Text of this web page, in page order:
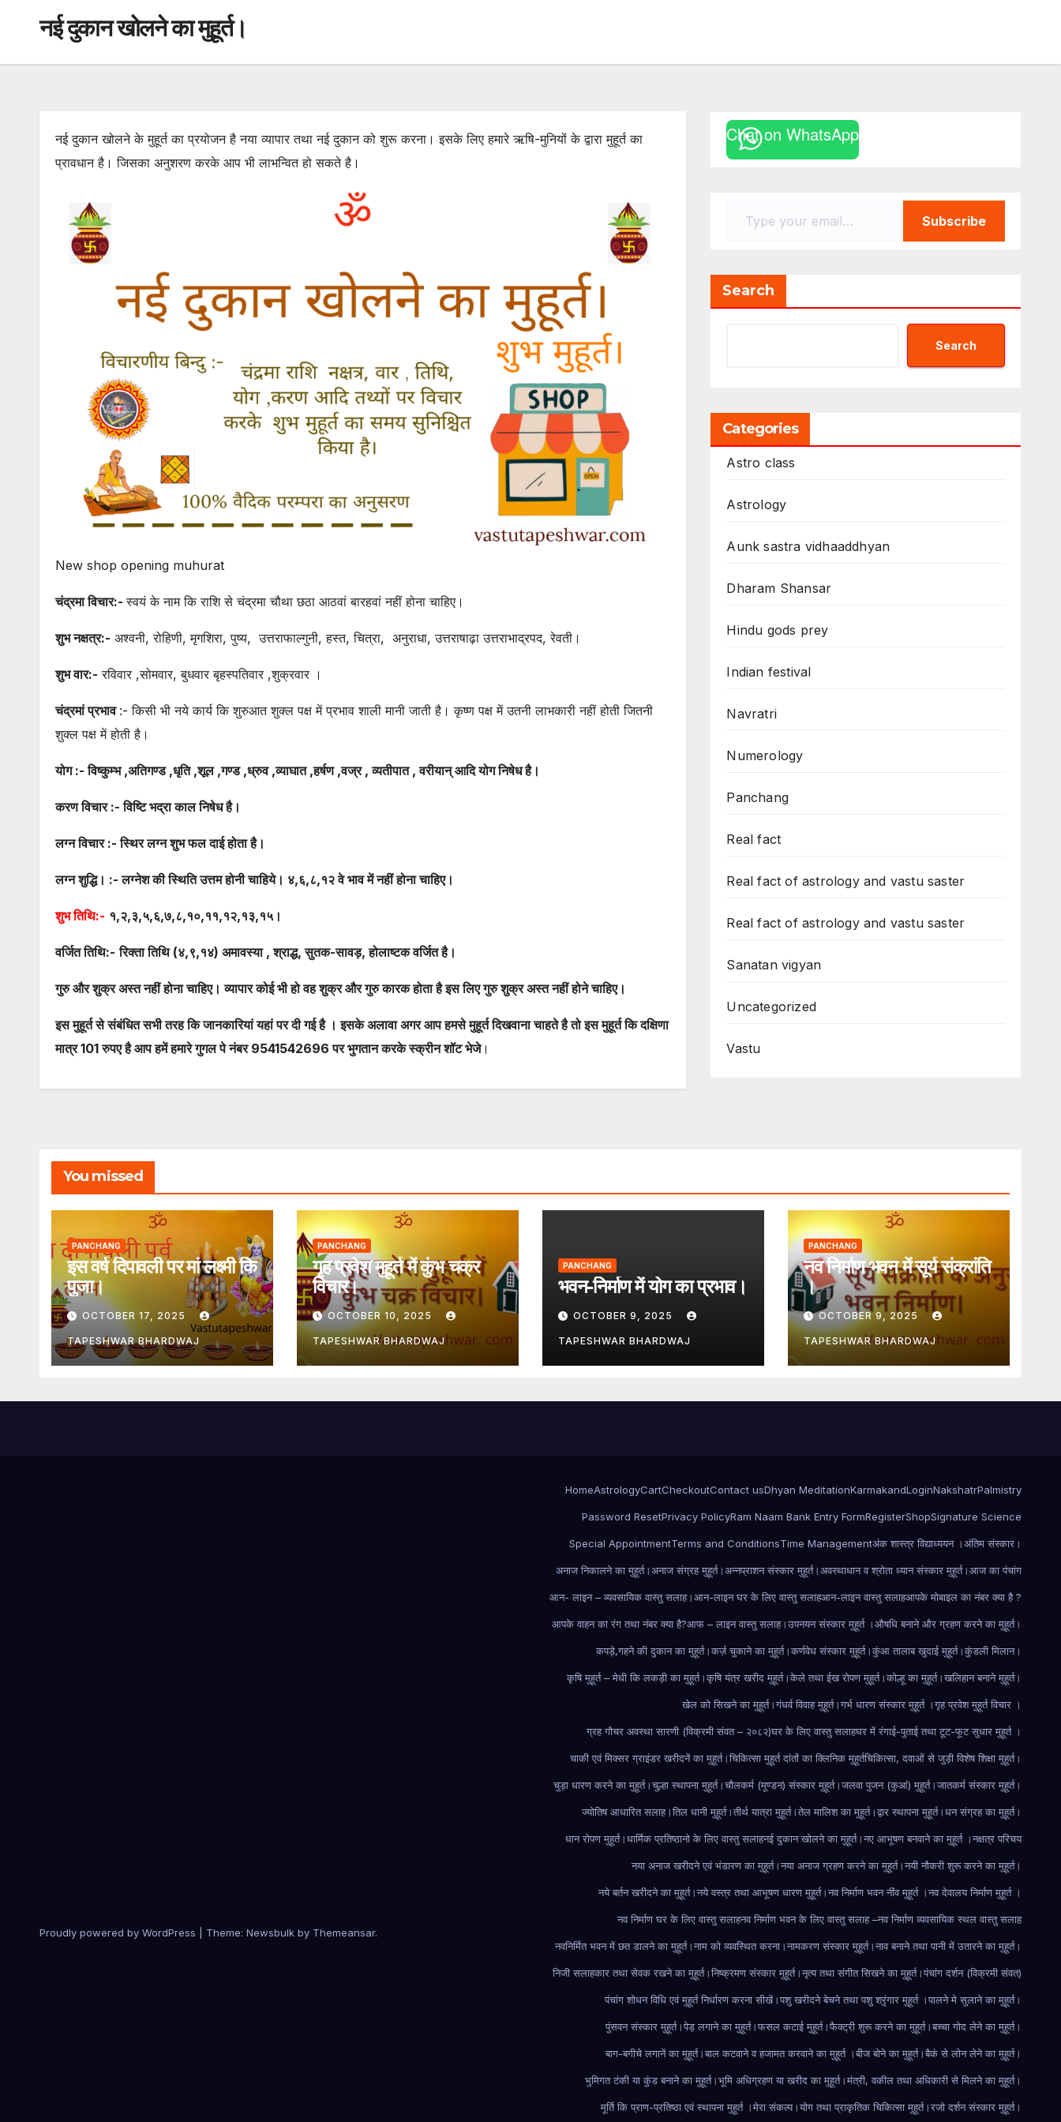
नई दुकान खोलने का मुहूर्त।
नई दुकान खोलने के मुहूर्त का प्रयोजन है नया व्यापार तथा नई दुकान को शुरू करना। इसके लिए हमारे ऋषि-मुनियों के द्वारा मुहूर्त का
प्रावधान है। जिसका अनुशरण करके आप भी लाभन्वित हो सकते है।
New shop opening muhurat
चंद्रमा विचार:-स्वयं के नाम कि राशि से चंद्रमा चौथा छठा आठवां बारहवां नहीं होना चाहिए।
शुभ नक्षत्र:- अश्वनी, रोहिणी, मृगशिरा, पुष्य, उत्तराफाल्गुनी, हस्त, चित्रा, अनुराधा, उत्तराषाढ़ा उत्तराभाद्रपद, रेवती।
शुभ वार:- रविवार ,सोमवार, बुधवार बृहस्पतिवार ,शुक्रवार ।
चंद्रमां प्रभाव :- किसी भी नये कार्य कि शुरुआत शुक्ल पक्ष में प्रभाव शाली मानी जाती है। कृष्ण पक्ष में उतनी लाभकारी नहीं होती जितनी
शुक्ल पक्ष में होती है।
योग :- विष्कुम्भ ,अतिगण्ड ,धृति ,शूल ,गण्ड ,ध्रुव ,व्याघात ,हर्षण ,वज्र , व्यतीपात , वरीयान् आदि योग निषेध है।
करण विचार :- विष्टि भद्रा काल निषेध है।
लग्न विचार :- स्थिर लग्न शुभ फल दाई होता है।
लग्न शुद्धि। :- लग्नेश की स्थिति उत्तम होनी चाहिये। ४,६,८,१२ वे भाव में नहीं होना चाहिए।
शुभ तिथि:- १,२,३,५,६,७,८,१०,११,१२,१३,१५।
वर्जित तिथि:- रिक्ता तिथि (४,९,१४) अमावस्या , श्राद्ध, सुतक-सावड़, होलाष्टक वर्जित है।
गुरु और शुक्र अस्त नहीं होना चाहिए। व्यापार कोई भी हो वह शुक्र और गुरु कारक होता है इस लिए गुरु शुक्र अस्त नहीं होने चाहिए।
इस मुहूर्त से संबंधित सभी तरह कि जानकारियां यहां पर दी गई है । इसके अलावा अगर आप हमसे मुहूर्त दिखवाना चाहते है तो इस मुहूर्त कि दक्षिणा
मात्र 101 रुपए है आप हमें हमारे गुगल पे नंबर 9541542696 पर भुगतान करके स्क्रीन शॉट भेजे।
Chat on WhatsApp
Subscribe
Search
Search
Categories
Astro class
Astrology
Aunk sastra vidhaaddhyan
Dharam Shansar
Hindu gods prey
Indian festival
Navratri
Numerology
Panchang
Real fact
Real fact of astrology and vastu saster
Real fact of astrology and vastu saster
Sanatan vigyan
Uncategorized
Vastu
You missed
PANCHANG
इस वर्ष दिपावली पर मां लक्ष्मी कि
पुजा।
OCTOBER 17, 2025
TAPESHWAR BHARDWAJ
PANCHANG
गृह प्रवेश मुहूर्त में कुंभ चक्र
विचार।
OCTOBER 10, 2025
TAPESHWAR BHARDWAJ
PANCHANG
भवन-निर्माण में योग का प्रभाव।
OCTOBER 9, 2025
TAPESHWAR BHARDWAJ
PANCHANG
नव निर्माण भवन में सूर्य संक्रांति
।
OCTOBER 9, 2025
TAPESHWAR BHARDWAJ
Proudly powered by WordPress Theme: Newsbulk by Themeansar.
HomeAstrologyCartCheckoutContact usDhyan MeditationKarmakandLoginNakshatrPalmistry
Password ResetPrivacy PolicyRam Naam Bank Entry FormRegisterShopSignature Science
Special AppointmentTerms and ConditionsTime Managementअंक शास्त्र विद्याध्ययन ।अंतिम संस्कार।
अनाज निकालने का मुहूर्त।अनाज संग्रह मुहूर्त।अन्नप्राशन संस्कार मुहूर्त।अवस्थाधान व श्रोता ध्यान संस्कार मुहूर्त।आज का पंचांग
आन- लाइन – व्यवसायिक वास्तु सलाह।आन-लाइन घर के लिए वास्तु सलाहआन-लाइन वास्तु सलाहआपके मोबाइल का नंबर क्या है ?
आपके वाहन का रंग तथा नंबर क्या है?आफ – लाइन वास्तु सलाह।उपनयन संस्कार मुहूर्त ।औषधि बनाने और ग्रहण करने का मुहूर्त।
कपड़े,गहने की दुकान का मुहूर्त।कर्ज़ चुकाने का मुहूर्त।कर्णवेध संस्कार मुहूर्त।कुंआ तालाब खुदाई मुहूर्त।कुंडली मिलान।
कृषि मुहूर्त – मेधी कि लकड़ी का मुहूर्त।कृषि यंत्र खरीद मुहूर्त।केले तथा ईख रोपण मुहूर्त।कोल्हू का मुहूर्त।खलिहान बनाने मुहूर्त।
खेल को सिखने का मुहूर्त।गंधर्व विवाह मुहूर्त।गर्भ धारण संस्कार मुहूर्त ।गृह प्रवेश मुहूर्त विचार ।
ग्रह गौचर अवस्था सारणी (विक्रमी संवत – २०८२)घर के लिए वास्तु सलाहघर में रंगाई-पुताई तथा टूट-फूट सुधार मुहूर्त ।
चाकी एवं मिक्सर ग्राइंडर खरीदनें का मुहूर्त।चिकित्सा मुहूर्त दांतों का क्लिनिक मुहूर्तचिकित्सा, दवाओं से जुड़ी विशेष शिक्षा मुहूर्त।
चुड़ा धारण करने का मुहूर्त।चुल्हा स्थापना मुहूर्त।चौलकर्म (मूण्डन) संस्कार मुहूर्त।जलवा पुजन (कुआं) मुहूर्त।जातकर्म संस्कार मुहूर्त।
ज्योतिष आधारित सलाह।तिल धानी मुहूर्त।तीर्थ यात्रा मुहूर्त।तेल मालिश का मुहूर्त।द्वार स्थापना मुहूर्त।धन संग्रह का मुहूर्त।
धान रोपण मुहूर्त।धार्मिक प्रतिष्ठानो के लिए वास्तु सलाहनई दुकान खोलने का मुहूर्त।नए आभूषण बनवाने का मुहूर्त ।नक्षत्र परिचय
नया अनाज खरीदने एवं भंडारण का मुहूर्त।नया अनाज ग्रहण करने का मुहूर्त।नयी नौकरी शुरू करने का मुहूर्त।
नये बर्तन खरीदने का मुहूर्त।नये वस्त्र तथा आभूषण धारण मुहूर्त।नव निर्माण भवन नींव मुहूर्त ।नव देवालय निर्माण मुहूर्त ।
नव निर्माण घर के लिए वास्तु सलाहनव निर्माण भवन के लिए वास्तु सलाह –नव निर्माण व्यवसायिक स्थल वास्तु सलाह
नवनिर्मित भवन में छत डालने का मुहूर्त।नाम को व्यवस्थित करना।नामकरण संस्कार मुहूर्त।नाव बनाने तथा पानी में उतारने का मुहूर्त।
निजी सलाहकार तथा सेवक रखने का मुहूर्त।निष्क्रमण संस्कार मुहूर्त।नृत्य तथा संगीत सिखने का मुहूर्त।पंचांग दर्शन (विक्रमी संवत)
पंचांग शोधन विधि एवं मुहूर्त निर्धारण करना सीखें।पशु खरीदने बेचने तथा पशु श्रृंगार मुहूर्त ।पालने मे सुलाने का मुहूर्त।
पुंसवन संस्कार मुहूर्त।पेड़ लगाने का मुहूर्त।फसल कटाई मुहूर्त।फैक्ट्री शुरू करने का मुहूर्त।बच्चा गोद लेने का मुहूर्त।
बाग-बगीचे लगानें का मुहूर्त।बाल कटवाने व हजामत करवाने का मुहूर्त ।बीज बोने का मुहूर्त।बैकं से लोन लेने का मुहूर्त।
भुमिगत टंकी या कुंड बनाने का मुहूर्त।भूमि अधिग्रहण या खरीद का मुहूर्त।मंत्री, वकील तथा अधिकारी से मिलने का मुहूर्त।
मूर्ति कि प्राण-प्रतिष्ठा एवं स्थापना मुहूर्त ।मेरा संकल्प।योग तथा प्राकृतिक चिकित्सा मुहूर्त।रजो दर्शन संस्कार मुहूर्त।